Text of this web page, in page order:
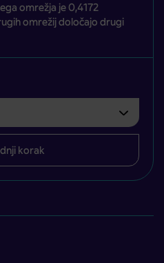
omrežja je 0,4172
omrežij določajo drugi
korak